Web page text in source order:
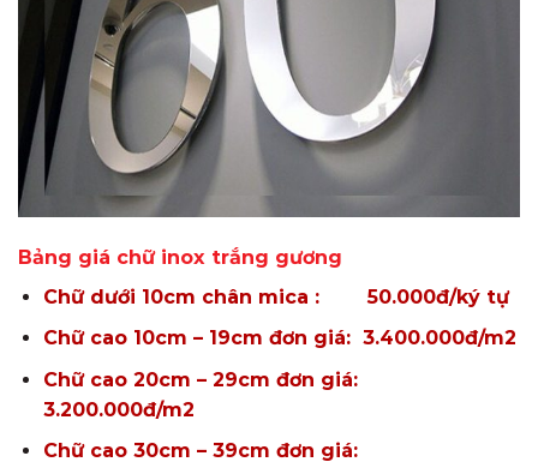
Bảng giá chữ inox trắng gương
Chữ dưới 10cm chân mica : 50.000đ/ký tự
Chữ cao 10cm – 19cm đơn giá: 3.400.000đ/m2
Chữ cao 20cm – 29cm đơn giá:
3.200.000đ/m2
Chữ cao 30cm – 39cm đơn giá: